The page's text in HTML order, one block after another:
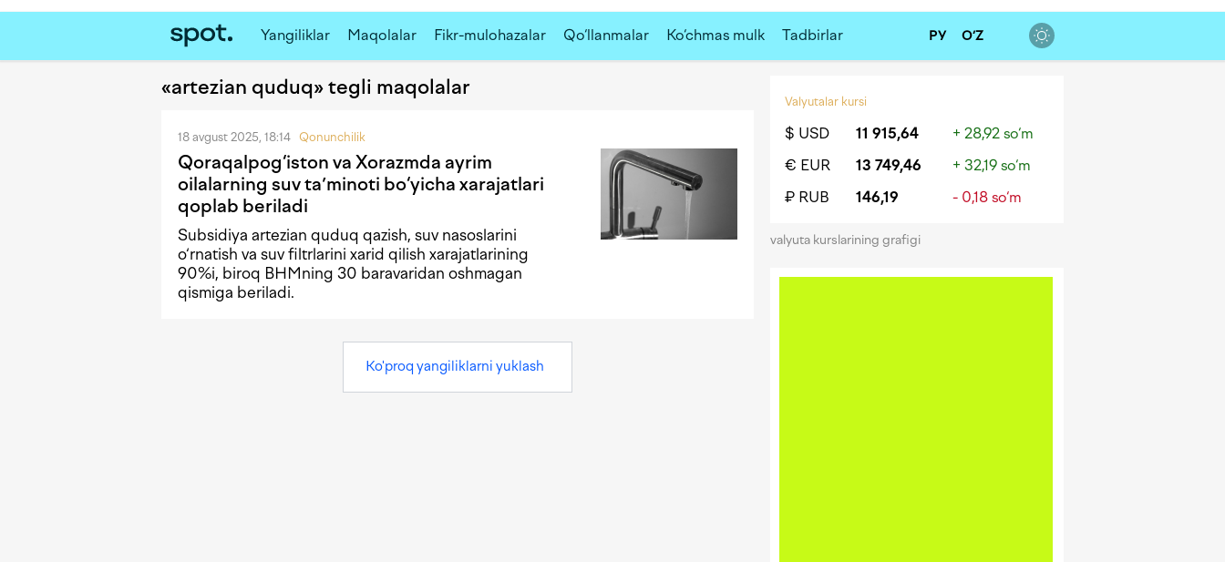
Yangiliklar Maqolalar Fikr-mulohazalar Qo‘llanmalar Ko‘chmas mulk Tadbirlar РУ O‘Z
«artezian quduq» tegli maqolalar
18 avgust 2025, 18:14 Qonunchilik
Qoraqalpog‘iston va Xorazmda ayrim
oilalarning suv taʼminoti bo‘yicha xarajatlari
qoplab beriladi
Subsidiya artezian quduq qazish, suv nasoslarini
o‘rnatish va suv filtrlarini xarid qilish xarajatlarining
90%i, biroq BHMning 30 baravaridan oshmagan
qismiga beriladi.
Ko'proq yangiliklarni yuklash
Valyutalar kursi
$ USD 11 915,64
+ 28,92 so‘m
€ EUR
13 749,46
+ 32,19 so‘m
₽ RUB
146,19 - 0,18 so‘m
valyuta kurslarining grafigi